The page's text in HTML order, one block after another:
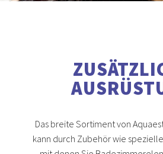
Das breite Sortiment von
kann durch Zubehör wie